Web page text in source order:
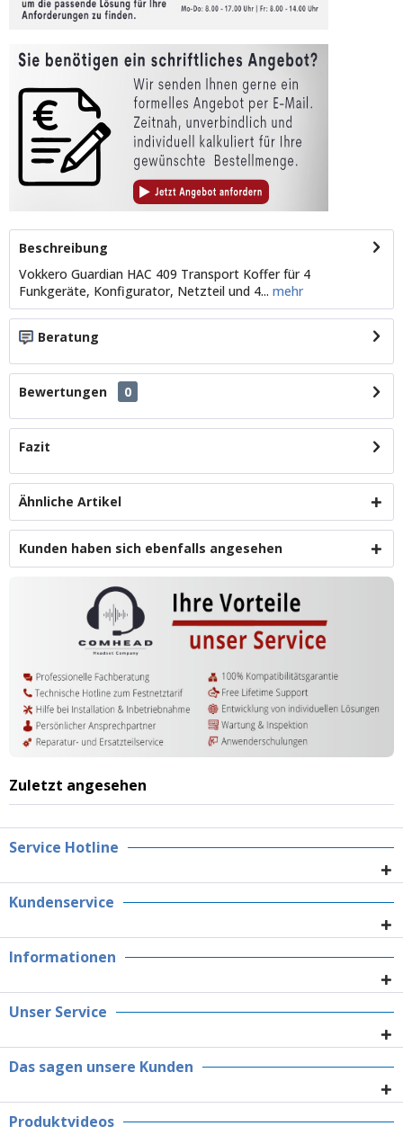
Beschreibung
Vokkero Guardian HAC 409 Transport Koffer für 4
Funkgeräte, Konfigurator, Netzteil und 4... mehr
Beratung
Bewertungen 0
Fazit
Ähnliche Artikel
Kunden haben sich ebenfalls angesehen
Zuletzt angesehen
Service Hotline
Kundenservice
Informationen
Unser Service
Das sagen unsere Kunden
Produktvideos